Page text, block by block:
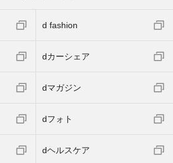
d fashion
dカーシェア
dマガジン
dフォト
dヘルスケア